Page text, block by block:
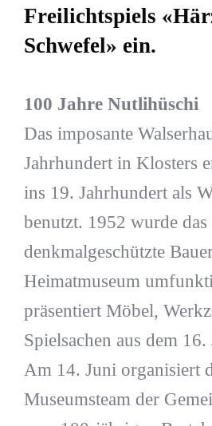
Freilichtspiels
Schwefel» ein.
100 Jahre Nutlihüschi
Das imposante
Jahrhundert in Klosters
ins 19. Jahrhundert als
benutzt. 1952 wurde das
denkmalgeschützte
Heimatmuseum
präsentiert Möbel,
Spielsachen aus dem
Am 14. Juni organisiert
Museumsteam der